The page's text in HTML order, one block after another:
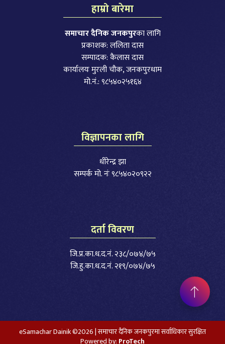
हाम्रो बारेमा
समाचार दैनिक जनकपुरका लागि
प्रकाशक: ललिता दास
सम्पादक: कैलास दास
कार्यालयः मुरली चौक, जनकपुरधाम
मो.नं.: ९८५४०२५१६४
विज्ञापनका लागि
धीरेन्द्र झा
सम्पर्क मो. नंः ९८५४०२०९२२
दर्ता विवरण
जि.प्र.का.ध.द.नं. २३८/०७४/७५
जि.हु.का.ध.द.नं. २१९/०७४/७५
eSamachar Dainik ©2026 | समाचार दैनिक जनकपुरमा सर्वाधिकार सुरक्षित
Powered by: ProTech